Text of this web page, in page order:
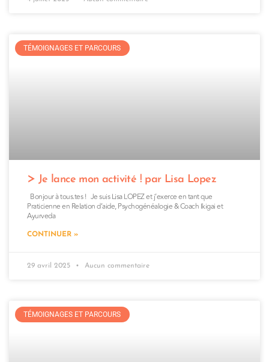
TÉMOIGNAGES ET PARCOURS
Je lance mon activité ! par Lisa Lopez
Bonjour à tous.tes ! Je suis Lisa LOPEZ et j’exerce en tant que
Praticienne en Relation d’aide, Psychogénéalogie & Coach Ikigai et
Ayurveda
CONTINUER »
29 avril 2025 Aucun commentaire
TÉMOIGNAGES ET PARCOURS